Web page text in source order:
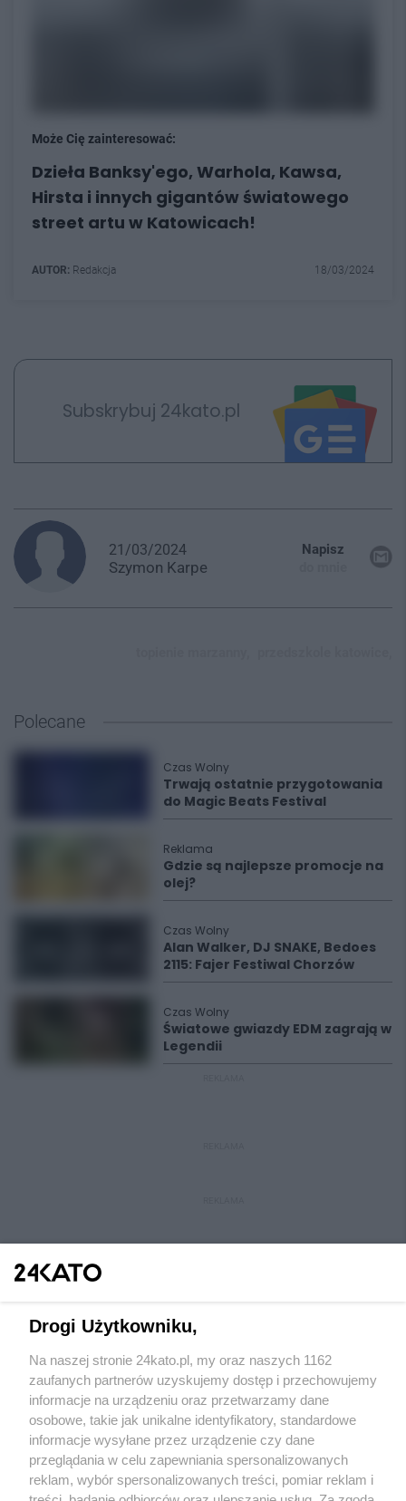
Może Cię zainteresować:
Dzieła Banksy'ego, Warhola, Kawsa,
Hirsta i innych gigantów światowego
street artu w Katowicach!
AUTOR: Redakcja 18/03/2024
Subskrybuj 24kato.pl
21/03/2024
Szymon Karpe
Napisz
Polecane
Czas Wolny
Trwają ostatnie przygotowania
do Magic Beats Festival
Reklama
Gdzie są najlepsze promocje na
olej?
Czas Wolny
Alan Walker, DJ SNAKE, Bedoes
2115: Fajer Festiwal Chorzów
Czas Wolny
Światowe gwiazdy EDM zagrają w
Legendii
Wydawca mediów lokalnych
Nie zapomnij
Drogi Użytkowniku,
Na naszej stronie 24kato.pl, my oraz naszych 1162
zaufanych partnerów uzyskujemy dostęp i przechowujemy
informacje na urządzeniu oraz przetwarzamy dane
osobowe, takie jak unikalne identyfikatory, standardowe
informacje wysyłane przez urządzenie czy dane
przeglądania w celu zapewniania spersonalizowanych
reklam, wybór spersonalizowanych treści, pomiar reklam i